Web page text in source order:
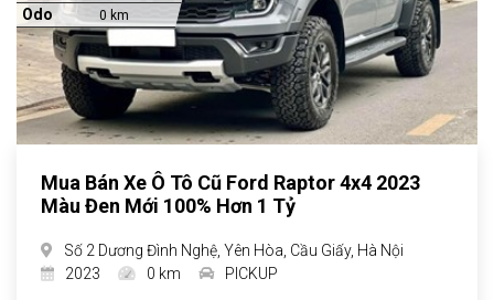
Odo 0 km
Mua Bán Xe Ô Tô Cũ Ford Raptor 4x4 2023
Màu Đen Mới 100% Hơn 1 Tỷ
Số 2 Dương Đình Nghệ, Yên Hòa, Cầu Giấy, Hà Nội
2023
0 km PICKUP